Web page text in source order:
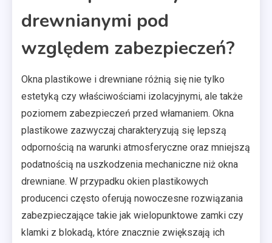
drewnianymi pod
względem zabezpieczeń?
Okna plastikowe i drewniane różnią się nie tylko
estetyką czy właściwościami izolacyjnymi, ale także
poziomem zabezpieczeń przed włamaniem. Okna
plastikowe zazwyczaj charakteryzują się lepszą
odpornością na warunki atmosferyczne oraz mniejszą
podatnością na uszkodzenia mechaniczne niż okna
drewniane. W przypadku okien plastikowych
producenci często oferują nowoczesne rozwiązania
zabezpieczające takie jak wielopunktowe zamki czy
klamki z blokadą, które znacznie zwiększają ich